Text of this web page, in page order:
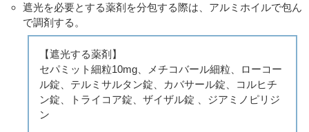
遮光を必要とする薬剤を分包する際は、アルミホイルで包ん
で調剤する。
【遮光する薬剤】
セパミット細粒10mg、メチコバール細粒、ローコー
ル錠、テルミサルタン錠、カバサール錠、コルヒチ
ン錠、トライコア錠、ザイザル錠 、ジアミノピリジ
ン